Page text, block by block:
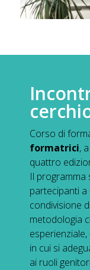
Corso di
formatrici,
quattro
Il programma
partecipanti
condivisione
metodologia
in cui si
ai ruoli